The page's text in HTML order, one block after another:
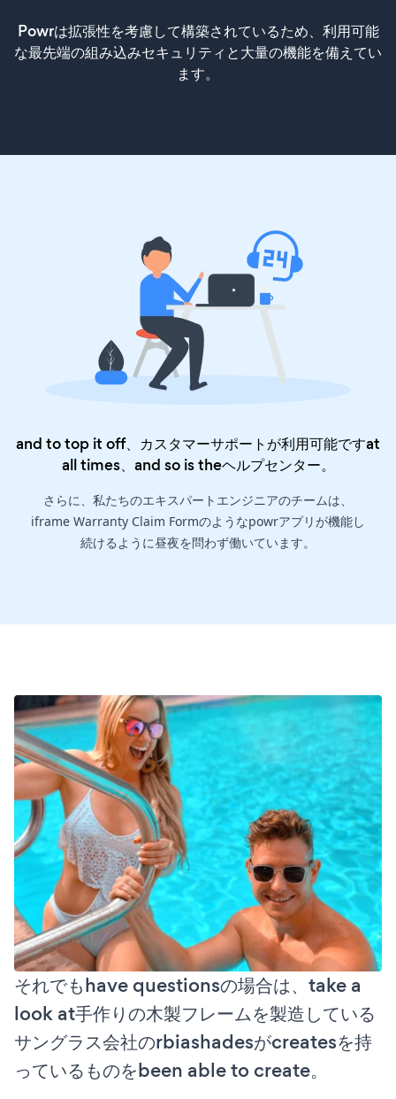
Powrは拡張性を考慮して構築されているため、利用可能
な最先端の組み込みセキュリティと大量の機能を備えてい
ます。
and to top it off、カスタマーサポートが利用可能ですat
all times、and so is theヘルプセンター。
さらに、私たちのエキスパートエンジニアのチームは、
iframe Warranty Claim Formのようなpowrアプリが機能し
続けるように昼夜を問わず働いています。
それでもhave questionsの場合は、take a
look at手作りの木製フレームを製造している
サングラス会社のrbiashadesがcreatesを持
っているものをbeen able to create。